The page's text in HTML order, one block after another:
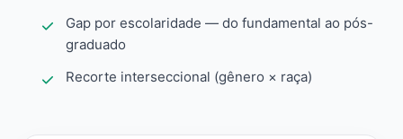
Gap por escolaridade — do fundamental ao pós-
graduado
Recorte interseccional (gênero × raça)